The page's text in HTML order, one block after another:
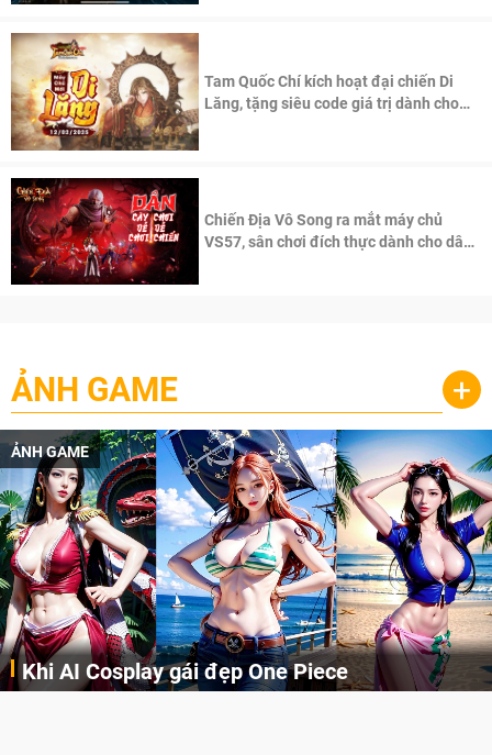
Tam Quốc Chí kích hoạt đại chiến Di
Lăng, tặng siêu code giá trị dành cho
Chiến Địa Vô Song ra mắt máy chủ
VS57, sân chơi đích thực dành cho dân
ẢNH GAME +
ẢNH GAME
Khi AI Cosplay gái đẹp One Piece